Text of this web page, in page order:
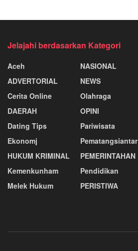
Jelajahi berdasarkan Kategori
Aceh
ADVERTORIAL
Cerita Online
DAERAH
Dating Tips
Ekonomj
HUKUM KRIMINAL
Kemenkunham
Melek Hukum
NASIONAL
NEWS
Olahraga
OPINI
Pariwisata
Pematangsiantar
PEMERINTAHAN
Pendidikan
PERISTIWA